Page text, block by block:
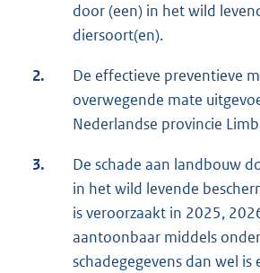
door (een) in het wild
diersoort(en).
2.
De effectieve preventieve
overwegende mate
Nederlandse provincie
3.
De schade aan landbouw
in het wild levende
is veroorzaakt in 2025,
aantoonbaar middels
schadegegevens dan wel is